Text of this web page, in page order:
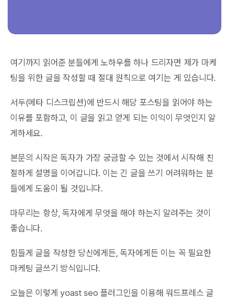
여기까지 읽어준 분들에게 노하우를 하나 드리자면 제가 마케
팅을 위한 글을 작성할 때 절대 원칙으로 여기는 게 있습니다.
서두(메타 디스크립션)에 반드시 해당 포스팅을 읽어야 하는
이유를 포함하고, 이 글을 읽고 얻게 되는 이익이 무엇인지 알
게하세요.
본문의 시작은 독자가 가장 궁금할 수 있는 것에서 시작해 친
절하게 설명을 이어갑니다. 이는 긴 글을 쓰기 어려워하는 분
들에게 도움이 될 것입니다.
마무리는 항상, 독자에게 무엇을 해야 하는지 알려주는 것이
좋습니다.
힘들게 글을 작성한 당신에게든, 독자에게든 이는 꼭 필요한
마케팅 글쓰기 방식입니다.
오늘은 이렇게 yoast seo 플러그인을 이용해 워드프레스 글